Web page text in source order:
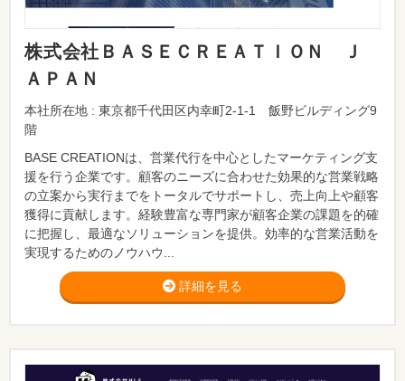
株式会社ＢＡＳＥＣＲＥＡＴＩＯＮ Ｊ
ＡＰＡＮ
本社所在地 : 東京都千代田区内幸町2-1-1 飯野ビルディング9
階
BASE CREATIONは、営業代行を中心としたマーケティング支
援を行う企業です。顧客のニーズに合わせた効果的な営業戦略
の立案から実行までをトータルでサポートし、売上向上や顧客
獲得に貢献します。経験豊富な専門家が顧客企業の課題を的確
に把握し、最適なソリューションを提供。効率的な営業活動を
実現するためのノウハウ...
詳細を見る